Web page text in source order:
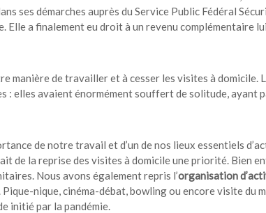
ses démarches auprès du Service Public Fédéral
Elle a finalement eu droit à un revenu complémentaire
de travailler et à cesser les visites à domicile.
: elles avaient énormément souffert de solitude, ayant
de notre travail et d’un de nos lieux essentiels
de la reprise des visites à domicile une priorité. Bien
Nous avons également repris l’organisation
nique, cinéma-débat, bowling ou encore visite du
initié par la pandémie.